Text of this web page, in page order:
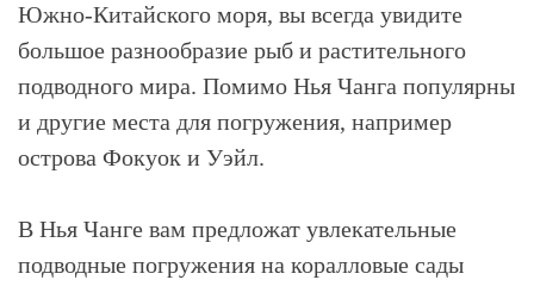
Южно-Китайского моря, вы всегда увидите
большое разнообразие рыб и растительного
подводного мира. Помимо Нья Чанга популярны
и другие места для погружения, например
острова Фокуок и Уэйл.
В Нья Чанге вам предложат увлекательные
подводные погружения на коралловые сады